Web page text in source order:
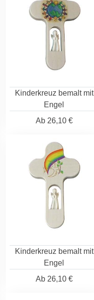
Kinderkreuz bemalt mit
Engel
Ab26,10 €
Kinderkreuz bemalt mit
Engel
Ab26,10 €